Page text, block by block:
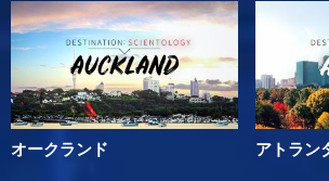
オークランド アトラン